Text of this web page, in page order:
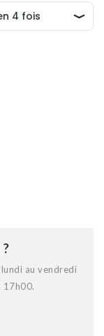
au vendredi
17h00.